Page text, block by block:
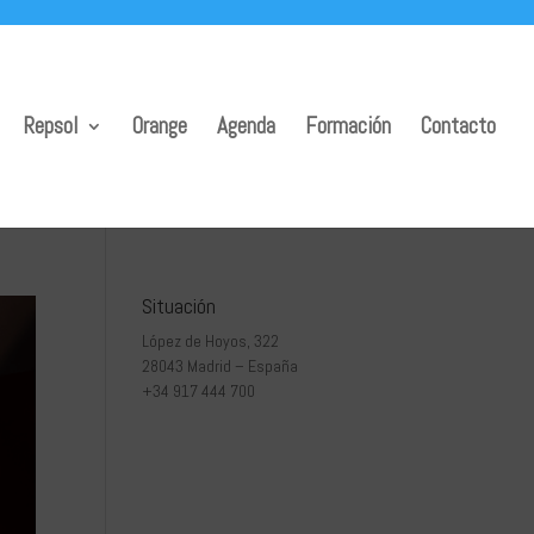
Repsol Orange Agenda Formación Contacto
Situación
López de Hoyos, 322
28043 Madrid – España
+34 917 444 700